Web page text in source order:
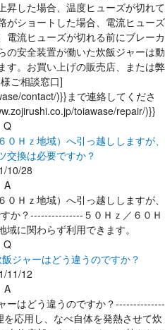
昇した場合、温度ヒューズが切れて
がショートした場合、電流ヒューズ
電流ヒューズが切れる前にブレーカ
の安全装置が働いた炊飯ジャーは動
す。お買い上げの販売店、または弊
ご相談窓口]
contact/)}}まで連絡してくださ
toiawase/repair/)}}
Q
Ｈｚ地域）へ引っ越ししますが、
交換は必要ですか？
10/28
A
Ｈｚ地域）へ引っ越ししますが、
か？---------------５０Ｈｚ／６０Ｈ
域に関わらず利用できます。
Q
ジャーはどう違うのですか？
11/12
A
ーはどう違うのですか？--------------
応用し、なべ自体を発熱させて炊